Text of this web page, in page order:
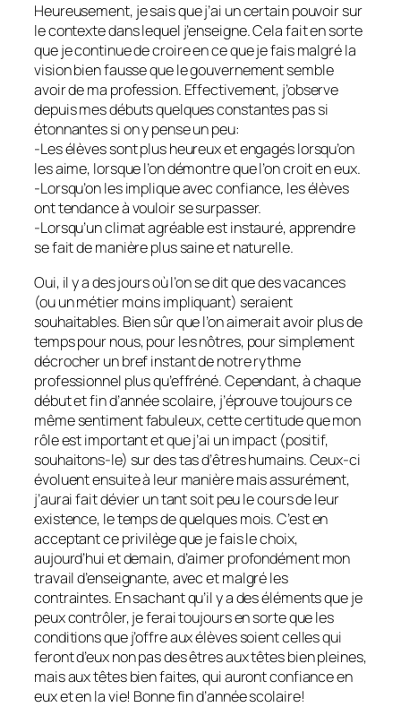
Heureusement, je sais que j’ai un certain pouvoir sur
le contexte dans lequel j’enseigne. Cela fait en sorte
que je continue de croire en ce que je fais malgré la
vision bien fausse que le gouvernement semble
avoir de ma profession. Effectivement, j’observe
depuis mes débuts quelques constantes pas si
étonnantes si on y pense un peu:
-Les élèves sont plus heureux et engagés lorsqu’on
les aime, lorsque l’on démontre que l’on croit en eux.
-Lorsqu’on les implique avec confiance, les élèves
ont tendance à vouloir se surpasser.
-Lorsqu’un climat agréable est instauré, apprendre
se fait de manière plus saine et naturelle.
Oui, il y a des jours où l’on se dit que des vacances
(ou un métier moins impliquant) seraient
souhaitables. Bien sûr que l’on aimerait avoir plus de
temps pour nous, pour les nôtres, pour simplement
décrocher un bref instant de notre rythme
professionnel plus qu’effréné. Cependant, à chaque
début et fin d’année scolaire, j’éprouve toujours ce
même sentiment fabuleux, cette certitude que mon
rôle est important et que j’ai un impact (positif,
souhaitons-le) sur des tas d’êtres humains. Ceux-ci
évoluent ensuite à leur manière mais assurément,
j’aurai fait dévier un tant soit peu le cours de leur
existence, le temps de quelques mois. C’est en
acceptant ce privilège que je fais le choix,
aujourd’hui et demain, d’aimer profondément mon
travail d’enseignante, avec et malgré les
contraintes. En sachant qu’il y a des éléments que je
peux contrôler, je ferai toujours en sorte que les
conditions que j’offre aux élèves soient celles qui
feront d’eux non pas des êtres aux têtes bien pleines,
mais aux têtes bien faites, qui auront confiance en
eux et en la vie! Bonne fin d’année scolaire!